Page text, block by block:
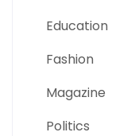
Education
Fashion
Magazine
Politics